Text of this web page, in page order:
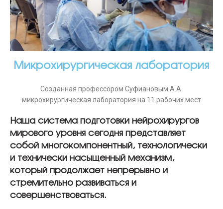
Микрохирургическая лаборатория
Созданная профессором Суфиановым А.А.
микрохирургическая лаборатория на 11 рабочих мест
Наша система подготовки нейрохирургов
мирового уровня сегодня представляет
собой многокомпонентный, технологически
и технически насыщенный механизм,
который продолжает непрерывно и
стремительно развиваться и
совершенствоваться.